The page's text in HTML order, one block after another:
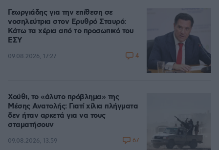
Γεωργιάδης για την επίθεση σε
νοσηλεύτρια στον Ερυθρό Σταυρό:
Κάτω τα χέρια από το προσωπικό του
ΕΣΥ
09.08.2026, 17:27 4
Χούθι, το «άλυτο πρόβλημα» της
Μέσης Ανατολής: Γιατί χίλια πλήγματα
δεν ήταν αρκετά για να τους
σταματήσουν
09.08.2026, 13:59 67